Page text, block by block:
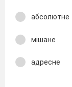
абсолютне
мішане
адресне